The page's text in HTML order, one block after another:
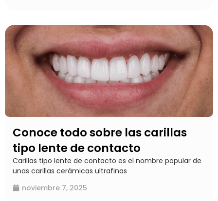
Conoce todo sobre las carillas
tipo lente de contacto
Carillas tipo lente de contacto es el nombre popular de
unas carillas cerámicas ultrafinas
noviembre 7, 2025